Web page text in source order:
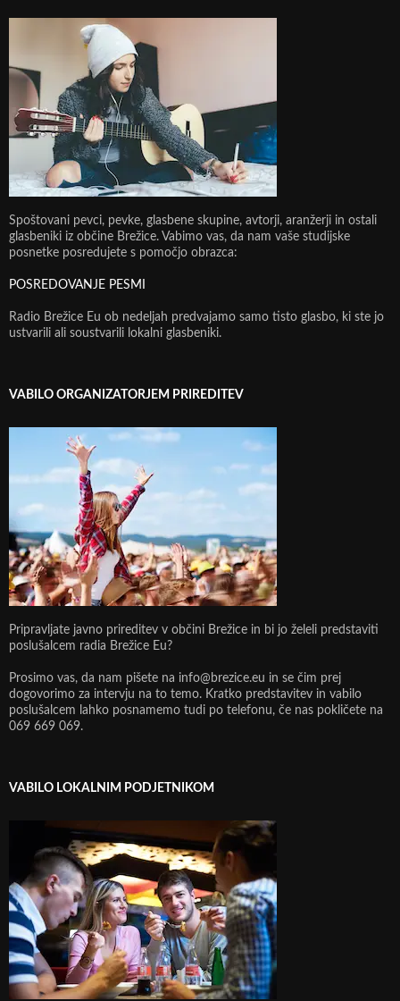
Spoštovani pevci, pevke, glasbene skupine, avtorji, aranžerji in ostali
glasbeniki iz občine Brežice. Vabimo vas, da nam vaše studijske
posnetke posredujete s pomočjo obrazca:
POSREDOVANJE PESMI
Radio Brežice Eu ob nedeljah predvajamo samo tisto glasbo, ki ste jo
ustvarili ali soustvarili lokalni glasbeniki.
VABILO ORGANIZATORJEM PRIREDITEV
Pripravljate javno prireditev v občini Brežice in bi jo želeli predstaviti
poslušalcem radia Brežice Eu?
Prosimo vas, da nam pišete na info@brezice.eu in se čim prej
dogovorimo za intervju na to temo. Kratko predstavitev in vabilo
poslušalcem lahko posnamemo tudi po telefonu, če nas pokličete na
069 669 069.
VABILO LOKALNIM PODJETNIKOM